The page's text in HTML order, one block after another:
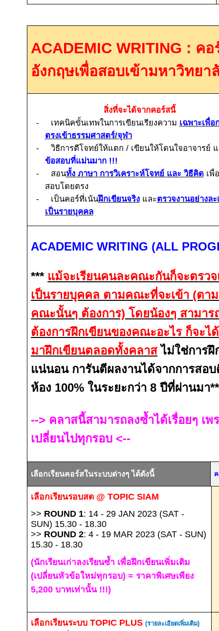
ACADEMIC WRITING : คอ
อังกฤษเพื่อสอบเข้ามหาวิทยา
สิ่งที่จะได้จากคอร์สนี้
-
เทคนิคขั้นเทพในการเขียนเรียงความ เฉพาะเพื่อ
ตรงเข้าธรรมศาสตร์/จุฬา
-
วิธีการตีโจทย์ให้แตก / เขียนให้โดนใจอาจารย์
ข้อสอบที่แม่นมาก !!!
-
สอนทั้ง ภาษา การวิเคราะห์โจทย์ และ วิธีคิดเพื่
สอบโดยตรง
-
เป็นคอร์ที่เน้นฝึกเขียนจริงและตรวจงานอย่างล
เป็นรายบุคคล
ACADEMIC WRITING (ALL
*** แม้จะเรียนคนละคณะกันก็จะตรว
เป็นรายบุคคล ตามคณะที่จะเข้า (ตา
คณะนั้นๆ ต้องการ) โดยน้องๆ สามาร
ต้องการฝึกเขียนของคณะอะไร ก็จะ
มาฝึกเขียนตลอดทั้งคลาส ไม่ใช่การฝึ
แน่นอน การันตีผลงานได้จากการสอ
ห้อง 100%ในระยะกว่า8ปีที่ผ่านมา
--> คลาสนี้สามารถลงซ้ำได้เรื่อยๆ เ
เปลี่ยนไปทุกรอบ <--
เลือกเรียนคอร์สในระบบต่างๆ ได้ดังนี้
เลือกเรียนรอบสด @ TOPIC SIAM
>> ROUND 1: 14 - 29 JAN 2023 (SAT -
SUN) 15.30 - 18.30
>> ROUND 2: 4 - 19 MAR 2023 (SAT - SUN)
15.30 - 18.30
(นักเรียนเก่าลงเรียนซ้ำ เพื่อฝึกเขียนเพิ่มเติม
(เปลี่ยนหัวข้อใหม่ทุกรอบ) = ราคาพิเศษเพียง
5,200 บาทเท่านั้น !!!)
เลือกเรียนระบบTOPIC PLUS (รายละเอียดเพิ่มเติม)